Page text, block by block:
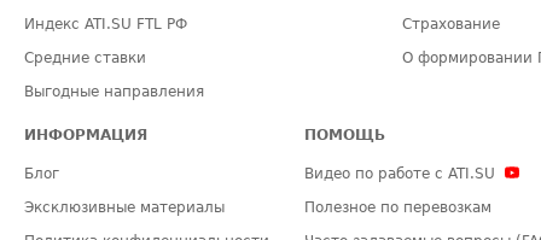
Индекс ATI.SU FTL РФ
Средние ставки
Выгодные направления
Страхование
О формировании
ИНФОРМАЦИЯ
Блог
Эксклюзивные материалы
ПОМОЩЬ
Видео по работе с ATI.SU
Полезное по перевозкам